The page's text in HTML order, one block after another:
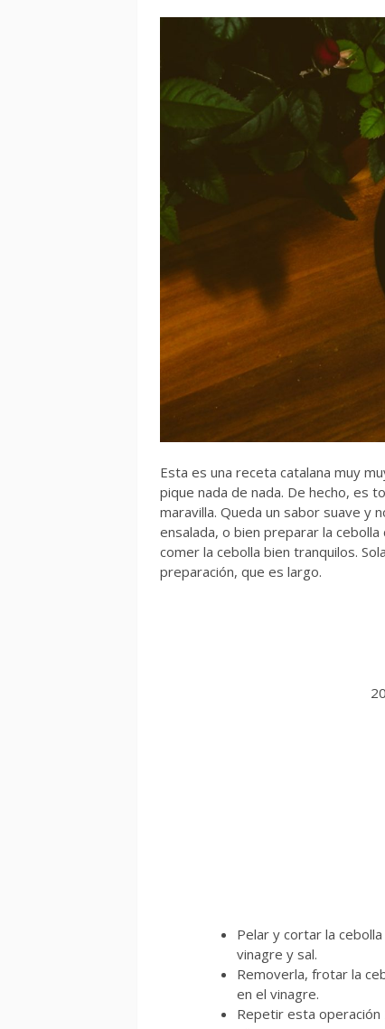
Esta es una receta catalana muy
pique nada de nada. De hecho, es
maravilla. Queda un sabor suave y
ensalada, o bien preparar la
comer la cebolla bien tranquilos.
preparación, que es largo.
Pelar y cortar la
vinagre y sal.
Removerla, frotar la
en el vinagre.
Repetir esta